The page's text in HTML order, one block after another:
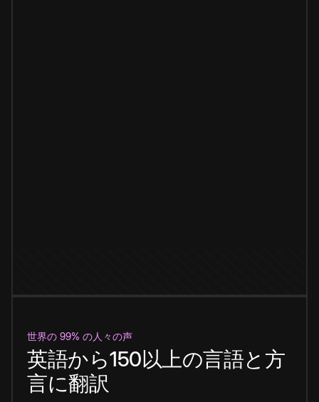
世界の 99% の人々の声
英語から150以上の言語と方
言に翻訳